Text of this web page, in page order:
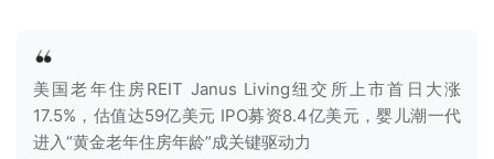
美国老年住房REIT Janus Living纽交所上市首日大涨
17.5%，估值达59亿美元 IPO募资8.4亿美元，婴儿潮一代
进入“黄金老年住房年龄”成关键驱动力